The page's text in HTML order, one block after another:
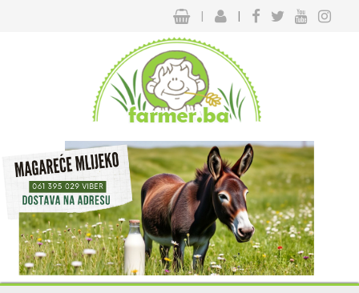
| |